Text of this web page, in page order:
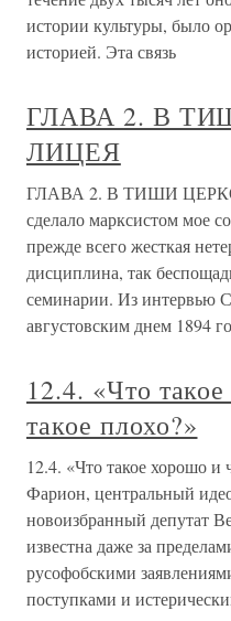
истории культуры, было
историей. Эта связь
ГЛАВА 2. В
ЛИЦЕЯ
ГЛАВА 2. В ТИШИ
сделало марксистом мое
прежде все­го жесткая
дисциплина, так
семинарии. Из
августовским днем 1894
12.4. «Что
такое плохо?»
12.4. «Что такое хорошо и
Фарион, центральный
новоизбранный депутат
известна даже за
русофобскими
поступками и